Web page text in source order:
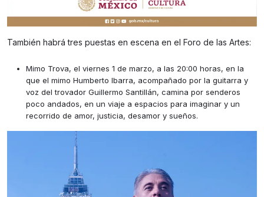
También habrá tres puestas en escena en el Foro de las Artes:
Mimo Trova, el viernes 1 de marzo, a las 20:00 horas, en la
que el mimo Humberto Ibarra, acompañado por la guitarra y
voz del trovador Guillermo Santillán, camina por senderos
poco andados, en un viaje a espacios para imaginar y un
recorrido de amor, justicia, desamor y sueños.